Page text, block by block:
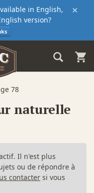
×
in English,
version?
78
naturelle
Il n'est plus
ou de répondre à
contacter si vous